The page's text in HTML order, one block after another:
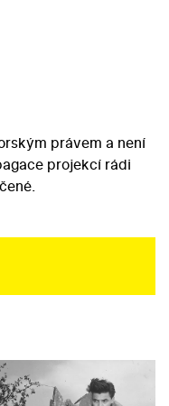
právem a není
projekcí rádi